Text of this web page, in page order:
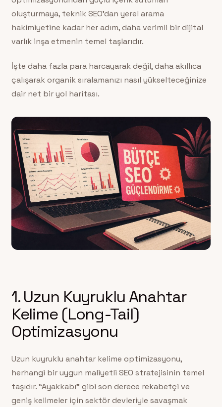
oluşturmaya, teknik SEO’dan yerel arama
hakimiyetine kadar her adım, daha verimli bir dijital
varlık inşa etmenin temel taşlarıdır.
İşte daha fazla para harcayarak değil, daha akıllıca
çalışarak organik sıralamanızı nasıl yükselteceğinize
dair net bir yol haritası.
1. Uzun Kuyruklu Anahtar
Kelime (Long-Tail)
Optimizasyonu
Uzun kuyruklu anahtar kelime optimizasyonu,
herhangi bir uygun maliyetli SEO stratejisinin temel
taşıdır. “Ayakkabı” gibi son derece rekabetçi ve
geniş kelimeler için sektör devleriyle savaşmak